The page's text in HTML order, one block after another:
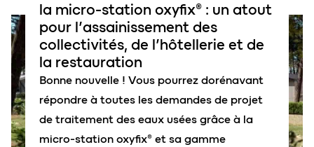
la micro-station oxyfix® : un atout
pour l’assainissement des
collectivités, de l’hôtellerie et de
la restauration
Bonne nouvelle ! Vous pourrez dorénavant
répondre à toutes les demandes de projet
de traitement des eaux usées grâce à la
micro-station oxyfix® et sa gamme